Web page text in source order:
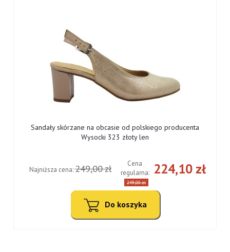
Sandały skórzane na obcasie od polskiego producenta
Wysocki 323 złoty len
224,10 zł
Cena
regularna:
249,00 zł
Najniższa cena:249,00 zł
Do koszyka